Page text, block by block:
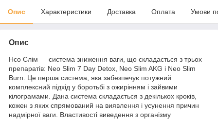
Опис Характеристики Доставка Оплата Умови
Опис
Нєо Слім — система зниження ваги, що складається з трьох
препаратів: Neo Slim 7 Day Detox, Neo Slim AKG і Neo Slim
Burn. Це перша система, яка забезпечує потужний
комплексний підхід у боротьбі з ожирінням і зайвими
кілограмами. Дана система складається з декількох кроків,
кожен з яких спрямований на виявлення і усунення причин
надмірної ваги. Властивості виведення з організму